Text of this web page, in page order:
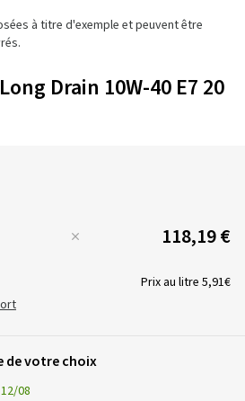
à titre d'exemple et peuvent être
Drain 10W-40 E7 20
118,19 €
Prix au litre 5,91€
de votre choix
12/08